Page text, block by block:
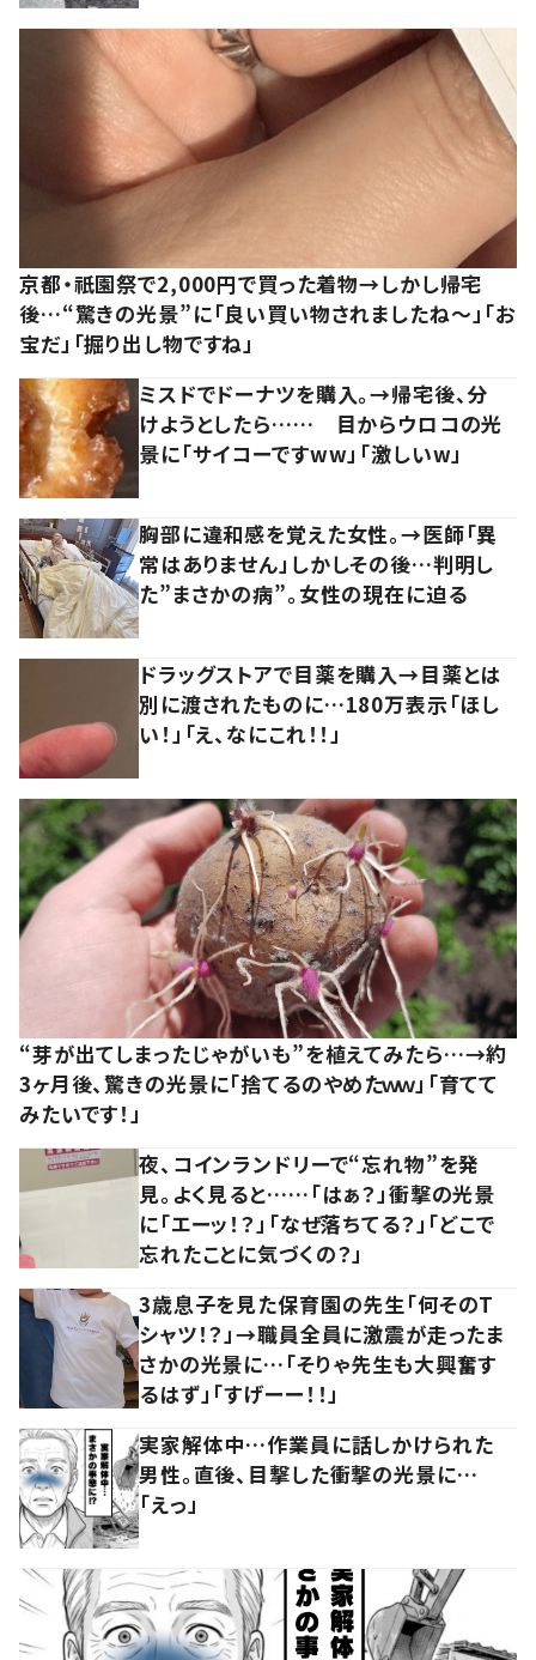
京都・祇園祭で2,000円で買った着物→しかし帰宅
後…“驚きの光景”に「良い買い物されましたね～」「お
宝だ」「掘り出し物ですね」
ミスドでドーナツを購入。→帰宅後、分
けようとしたら…… 目からウロコの光
景に「サイコーですww」「激しいw」
胸部に違和感を覚えた女性。→医師「異
常はありません」しかしその後…判明し
た”まさかの病”。女性の現在に迫る
ドラッグストアで目薬を購入→目薬とは
別に渡されたものに…180万表示「ほし
い！」「え、なにこれ！！」
“芽が出てしまったじゃがいも”を植えてみたら…→約
3ヶ月後、驚きの光景に「捨てるのやめたｗｗ」「育てて
みたいです！」
夜、コインランドリーで“忘れ物”を発
見。よく見ると……「はぁ？」衝撃の光景
に「エーッ！？」「なぜ落ちてる？」「どこで
忘れたことに気づくの？」
3歳息子を見た保育園の先生「何そのT
シャツ！？」→職員全員に激震が走ったま
さかの光景に…「そりゃ先生も大興奮す
るはず」「すげーー！！」
実家解体中…作業員に話しかけられた
男性。直後、目撃した衝撃の光景に…
「えっ」